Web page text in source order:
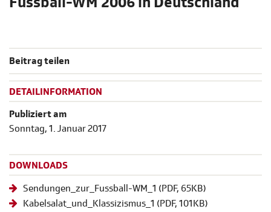
Beitrag teilen
DETAILINFORMATION
Publiziert am
Sonntag, 1. Januar 2017
DOWNLOADS
Sendungen_zur_Fussball-WM_1 (PDF, 65KB)
Kabelsalat_und_Klassizismus_1 (PDF, 101KB)